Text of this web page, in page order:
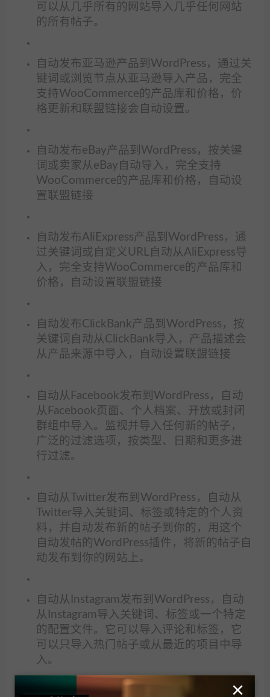
可以从几乎所有的网站导入几乎任何网站
的所有帖子。
自动发布亚马逊产品到WordPress，通过关
键词或浏览节点从亚马逊导入产品，完全
支持WooCommerce的产品库和价格，价
格更新和联盟链接会自动设置。
自动发布eBay产品到WordPress，按关键
词或卖家从eBay自动导入，完全支持
WooCommerce的产品库和价格，自动设
置联盟链接
自动发布AliExpress产品到WordPress，通
过关键词或自定义URL自动从AliExpress导
入，完全支持WooCommerce的产品库和
价格，自动设置联盟链接
自动发布ClickBank产品到WordPress，按
关键词自动从ClickBank导入，产品描述会
从产品来源中导入，自动设置联盟链接
自动从Facebook发布到WordPress，自动
从Facebook页面、个人档案、开放或封闭
群组中导入。监视并导入任何新的帖子，
广泛的过滤选项，按类型、日期和更多进
行过滤。
自动从Twitter发布到WordPress，自动从
Twitter导入关键词、标签或特定的个人资
料，并自动发布新的帖子到你的，用这个
自动发帖的WordPress插件，将新的帖子自
动发布到你的网站上。
自动从Instagram发布到WordPress，自动
从Instagram导入关键词、标签或一个特定
的配置文件。它可以导入评论和标签，它
可以只导入热门帖子或从最近的项目中导
入。
×